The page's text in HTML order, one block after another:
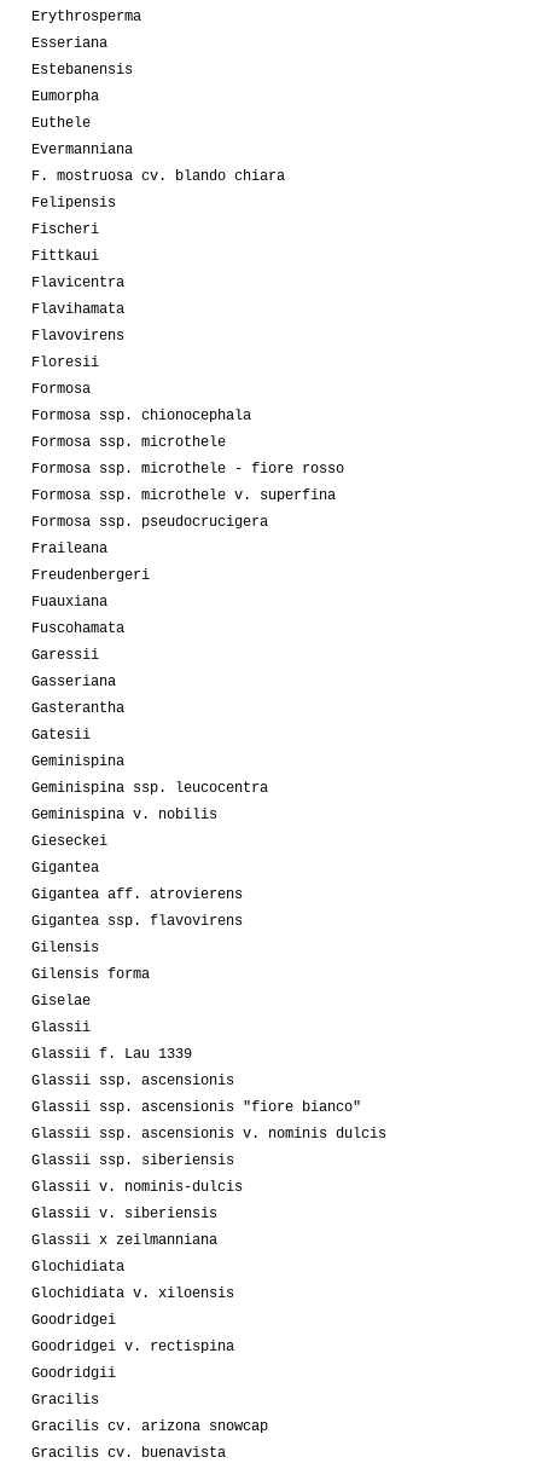
Erythrosperma
Esseriana
Estebanensis
Eumorpha
Euthele
Evermanniana
F. mostruosa cv. blando chiara
Felipensis
Fischeri
Fittkaui
Flavicentra
Flavihamata
Flavovirens
Floresii
Formosa
Formosa ssp. chionocephala
Formosa ssp. microthele
Formosa ssp. microthele - fiore rosso
Formosa ssp. microthele v. superfina
Formosa ssp. pseudocrucigera
Fraileana
Freudenbergeri
Fuauxiana
Fuscohamata
Garessii
Gasseriana
Gasterantha
Gatesii
Geminispina
Geminispina ssp. leucocentra
Geminispina v. nobilis
Gieseckei
Gigantea
Gigantea aff. atrovierens
Gigantea ssp. flavovirens
Gilensis
Gilensis forma
Giselae
Glassii
Glassii f. Lau 1339
Glassii ssp. ascensionis
Glassii ssp. ascensionis "fiore bianco"
Glassii ssp. ascensionis v. nominis dulcis
Glassii ssp. siberiensis
Glassii v. nominis-dulcis
Glassii v. siberiensis
Glassii x zeilmanniana
Glochidiata
Glochidiata v. xiloensis
Goodridgei
Goodridgei v. rectispina
Goodridgii
Gracilis
Gracilis cv. arizona snowcap
Gracilis cv. buenavista